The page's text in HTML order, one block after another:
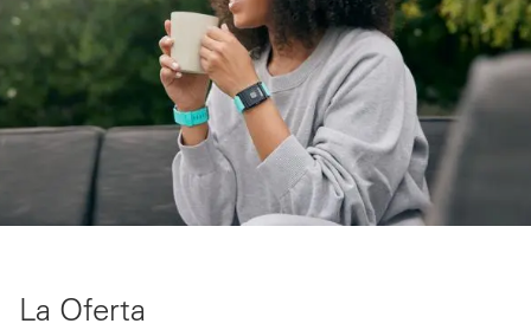
La Oferta